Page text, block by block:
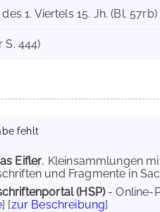
1. Viertels 15. Jh. (Bl.
S. 444)
fehlt
Eifler, Kleinsammlungen
und Fragmente in
(HSP)- Online-
] [zur Beschreibung]